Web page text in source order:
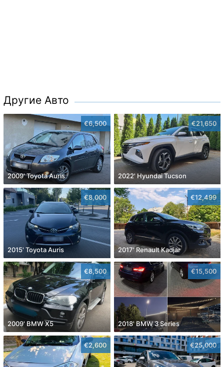
Другие Авто
€6,500
2009' Toyota Auris
€21,650
2022' Hyundai Tucson
€8,000
2015' Toyota Auris
€12,499
2017' Renault Kadjar
€8,500
2009' BMW X5
€15,500
2018' BMW 3 Series
€2,600 €25,000